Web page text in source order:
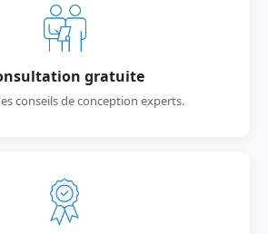
gratuite
conseils de conception experts.